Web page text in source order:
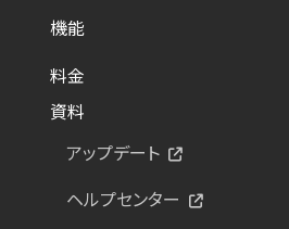
機能
料金
資料
アップデート
ヘルプセンター